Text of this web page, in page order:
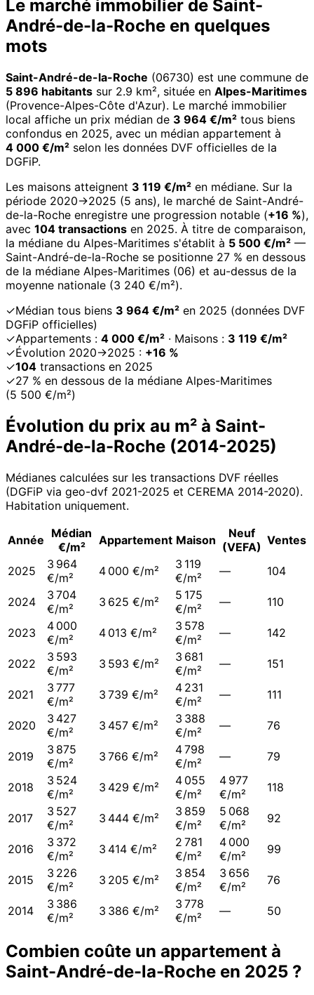
Le marché immobilier de Saint-
André-de-la-Roche en quelques
mots
Saint-André-de-la-Roche (06730) est une commune de
5 896 habitants sur 2.9 km², située en Alpes-Maritimes
(Provence-Alpes-Côte d'Azur). Le marché immobilier
local affiche un prix médian de 3 964 €/m² tous biens
confondus en 2025, avec un médian appartement à
4 000 €/m² selon les données DVF officielles de la
DGFiP.
Les maisons atteignent 3 119 €/m² en médiane. Sur la
période 2020→2025 (5 ans), le marché de Saint-André-
de-la-Roche enregistre une progression notable (+16 %),
avec 104 transactions en 2025. À titre de comparaison,
la médiane du Alpes-Maritimes s'établit à 5 500 €/m² —
Saint-André-de-la-Roche se positionne 27 % en dessous
de la médiane Alpes-Maritimes (06) et au-dessus de la
moyenne nationale (3 240 €/m²).
✓Médian tous biens 3 964 €/m² en 2025 (données DVF
DGFiP officielles)
✓Appartements : 4 000 €/m² · Maisons : 3 119 €/m²
✓Évolution 2020→2025 : +16 %
✓104 transactions en 2025
✓27 % en dessous de la médiane Alpes-Maritimes
(5 500 €/m²)
Évolution du prix au m² à Saint-
André-de-la-Roche (2014-2025)
Médianes calculées sur les transactions DVF réelles
(DGFiP via geo-dvf 2021-2025 et CEREMA 2014-2020).
Habitation uniquement.
Année Médian
€/m²
Appartement Maison
Neuf
(VEFA) Ventes
2025
3 964
€/m²
4 000 €/m²
3 119
€/m²
— 104
2024
3 704
€/m²
3 625 €/m²
5 175
€/m²
— 110
2023
4 000
€/m²
4 013 €/m²
3 578
€/m²
— 142
2022
3 593
€/m²
3 593 €/m²
3 681
€/m²
— 151
2021
3 777
€/m²
3 739 €/m²
4 231
€/m²
— 111
2020
3 427
€/m²
3 457 €/m²
3 388
€/m²
— 76
2019
3 875
€/m²
3 766 €/m²
4 798
€/m²
— 79
2018
3 524
€/m²
3 429 €/m²
4 055
€/m²
4 977
€/m²
118
2017
3 527
€/m²
3 444 €/m²
3 859
€/m²
5 068
€/m²
92
2016
3 372
€/m²
3 414 €/m²
2 781
€/m²
4 000
€/m²
99
2015
3 226
€/m²
3 205 €/m²
3 854
€/m²
3 656
€/m²
76
2014
3 386
€/m²
3 386 €/m²
3 778
€/m²
— 50
Combien coûte un appartement à
Saint-André-de-la-Roche en 2025 ?